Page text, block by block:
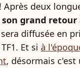
Après deux
grand retour
diffusée en
Et si à
, désormais c'est